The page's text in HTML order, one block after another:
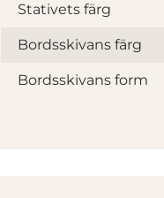
Stativets färg
Bordsskivans färg
Bordsskivans form